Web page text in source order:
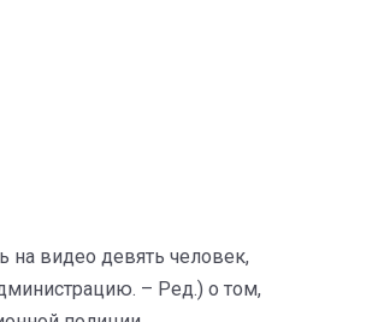
на видео девять человек,
– Ред.) о том,